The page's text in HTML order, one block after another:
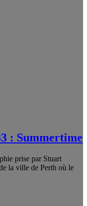
: Summertime
prise par Stuart
la ville de Perth où le